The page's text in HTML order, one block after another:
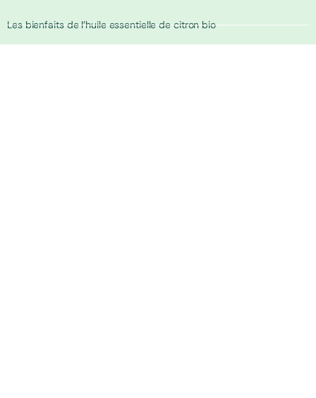
Les bienfaits de l’huile essentielle de citron bio